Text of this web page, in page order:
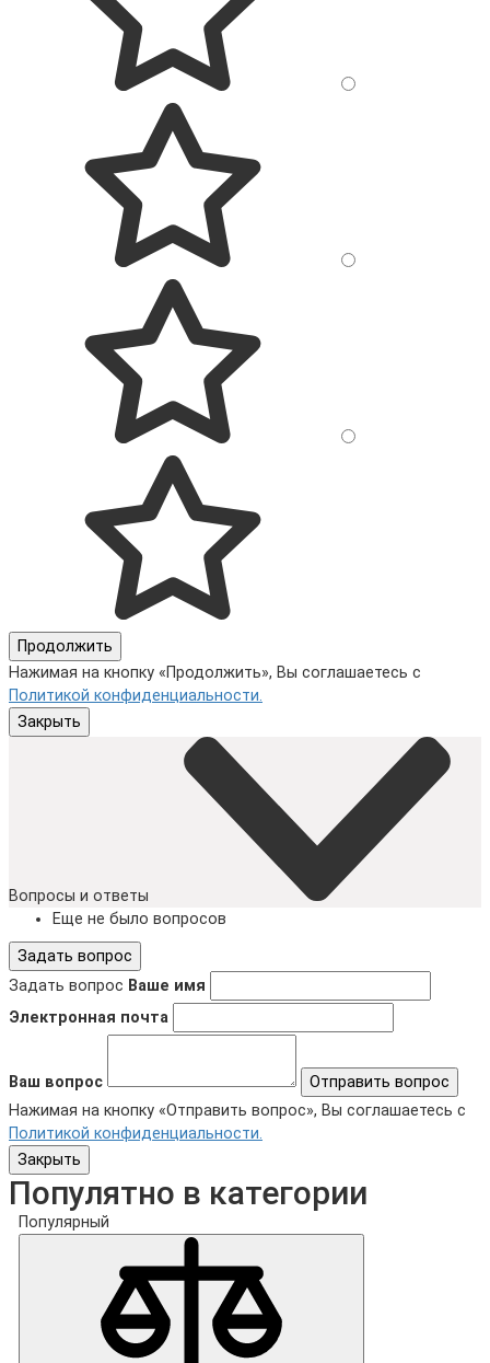
Продолжить
Нажимая на кнопку «Продолжить», Вы соглашаетесь с
Политикой конфиденциальности.
Закрыть
Вопросы и ответы
Еще не было вопросов
Задать вопрос
Задать вопрос Ваше имя
Электронная почта
Ваш вопрос
Отправить вопрос
Нажимая на кнопку «Отправить вопрос», Вы соглашаетесь с
Политикой конфиденциальности.
Закрыть
Популятно в категории
Популярный